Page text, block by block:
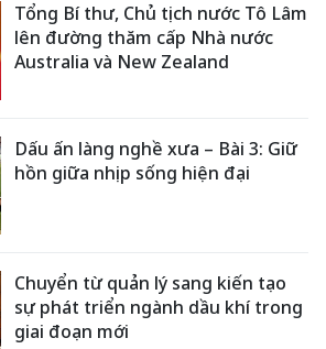
Tổng Bí thư, Chủ tịch nước Tô Lâm
lên đường thăm cấp Nhà nước
Australia và New Zealand
Dấu ấn làng nghề xưa – Bài 3: Giữ
hồn giữa nhịp sống hiện đại
Chuyển từ quản lý sang kiến tạo
sự phát triển ngành dầu khí trong
giai đoạn mới